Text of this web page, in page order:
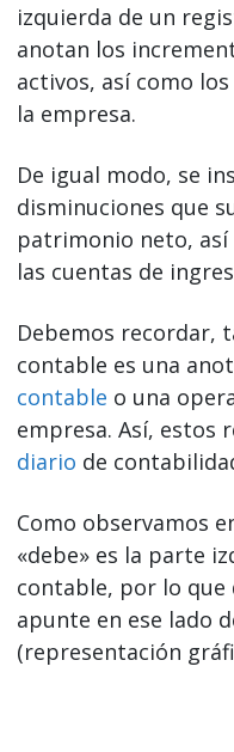
izquierda de un
anotan los
activos, así como los
la empresa.
De igual modo, se
disminuciones que
patrimonio neto, así
las cuentas de
Debemos recordar,
contable es una
contable o una
empresa. Así, estos
diario de
Como observamos
«debe» es la parte
contable, por lo
apunte en ese lado
(representación